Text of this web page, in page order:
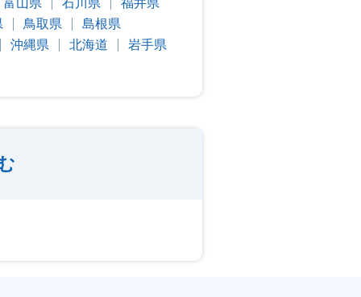
鳥取県
島根県
沖縄県
北海道 岩手県